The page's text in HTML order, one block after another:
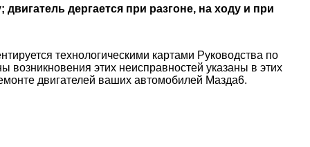
дергается при разгоне, на ходу и при
технологическими картами Руководства по
этих неисправностей указаны в этих
двигателей ваших автомобилей Мазда6.